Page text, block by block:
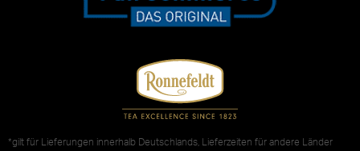
*gilt für Lieferungen innerhalb Deutschlands, Lieferzeiten für andere Länder